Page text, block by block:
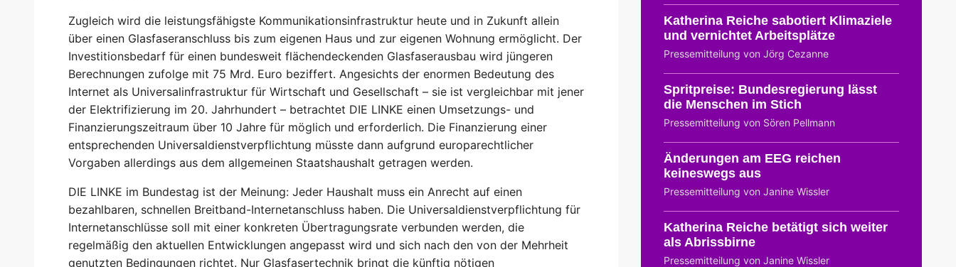
Zugleich wird die leistungsfähigste Kommunikationsinfrastruktur heute und in Zukunft allein
über einen Glasfaseranschluss bis zum eigenen Haus und zur eigenen Wohnung ermöglicht. Der
Investitionsbedarf für einen bundesweit flächendeckenden Glasfaserausbau wird jüngeren
Berechnungen zufolge mit 75 Mrd. Euro beziffert. Angesichts der enormen Bedeutung des
Internet als Universalinfrastruktur für Wirtschaft und Gesellschaft – sie ist vergleichbar mit jener
der Elektrifizierung im 20. Jahrhundert – betrachtet DIE LINKE einen Umsetzungs- und
Finanzierungszeitraum über 10 Jahre für möglich und erforderlich. Die Finanzierung einer
entsprechenden Universaldienstverpflichtung müsste dann aufgrund europarechtlicher
Vorgaben allerdings aus dem allgemeinen Staatshaushalt getragen werden.
DIE LINKE im Bundestag ist der Meinung: Jeder Haushalt muss ein Anrecht auf einen
bezahlbaren, schnellen Breitband-Internetanschluss haben. Die Universaldienstverpflichtung für
Internetanschlüsse soll mit einer konkreten Übertragungsrate verbunden werden, die
regelmäßig den aktuellen Entwicklungen angepasst wird und sich nach den von der Mehrheit
genutzten Bedingungen richtet. Nur Glasfasertechnik bringt die künftig nötigen
Katherina Reiche sabotiert Klimaziele
und vernichtet Arbeitsplätze
Pressemitteilung von Jörg Cezanne
Spritpreise: Bundesregierung lässt
die Menschen im Stich
Pressemitteilung von Sören Pellmann
Änderungen am EEG reichen
keineswegs aus
Pressemitteilung von Janine Wissler
Katherina Reiche betätigt sich weiter
als Abrissbirne
Pressemitteilung von Janine Wissler